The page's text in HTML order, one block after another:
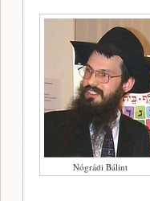
Nógrádi Bálint